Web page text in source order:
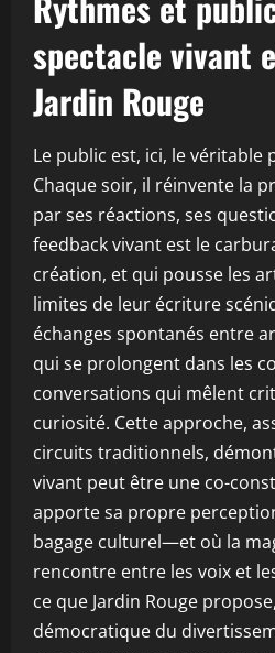
spectacle vivant
Jardin Rouge
Le public est, ici, le véritable
Chaque soir, il réinvente la
par ses réactions, ses
feedback vivant est le
création, et qui pousse les
limites de leur écriture
échanges spontanés entre
qui se prolongent dans les
conversations qui mêlent
curiosité. Cette approche,
circuits traditionnels,
vivant peut être une co-
apporte sa propre
bagage culturel—et où la
rencontre entre les voix et
ce que Jardin Rouge
démocratique du